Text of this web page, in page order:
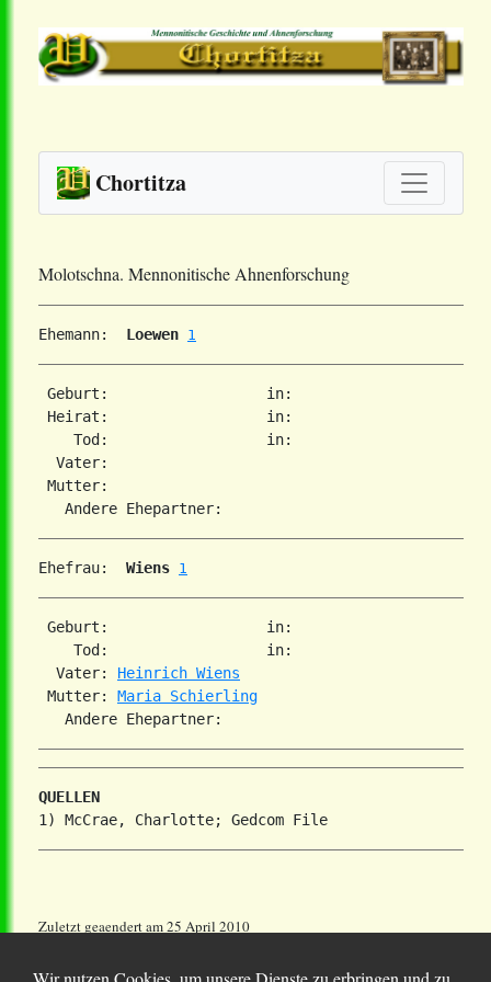
Chortitza
Molotschna. Mennonitische Ahnenforschung
Ehemann: Loewen 1
Geburt:                  in:
Heirat:                  in:
    Tod:                  in:
  Vater:
Mutter:
Ehefrau: Wiens 1
Geburt:                  in:
    Tod:                  in:
  Vater:
Heinrich Wiens
Mutter: Maria Schierling
QUELLEN
Zuletzt geaendert am 25 April 2010